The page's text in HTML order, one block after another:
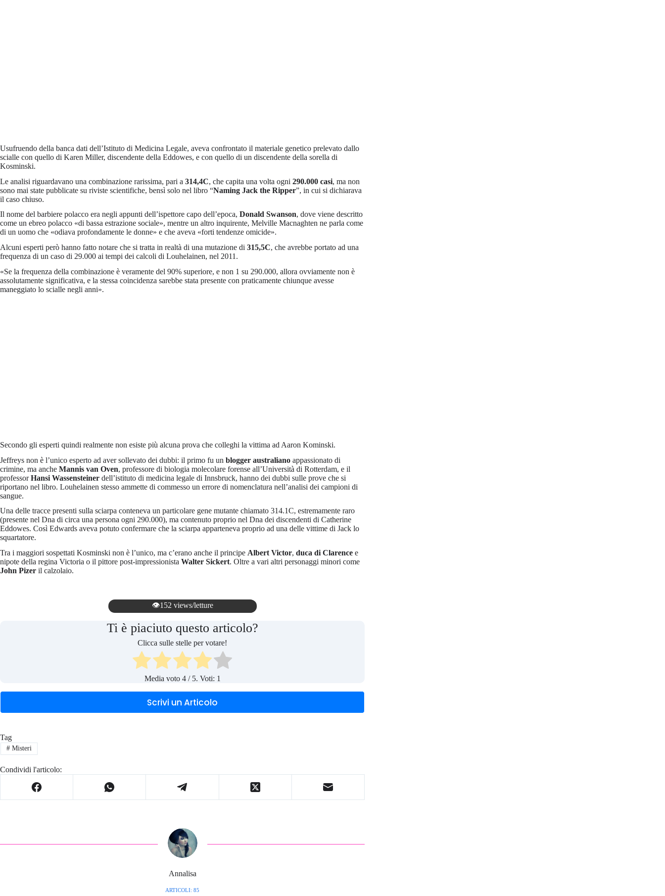
Usufruendo della banca dati dell’Istituto di Medicina Legale, aveva confrontato il materiale genetico prelevato dallo
scialle con quello di Karen Miller, discendente della Eddowes, e con quello di un discendente della sorella di
Kosminski.
Le analisi riguardavano una combinazione rarissima, pari a 314,4C, che capita una volta ogni 290.000 casi, ma non
sono mai state pubblicate su riviste scientifiche, bensì solo nel libro “Naming Jack the Ripper”, in cui si dichiarava
il caso chiuso.
Il nome del barbiere polacco era negli appunti dell’ispettore capo dell’epoca, Donald Swanson, dove viene descritto
come un ebreo polacco «di bassa estrazione sociale», mentre un altro inquirente, Melville Macnaghten ne parla come
di un uomo che «odiava profondamente le donne» e che aveva «forti tendenze omicide».
Alcuni esperti però hanno fatto notare che si tratta in realtà di una mutazione di 315,5C, che avrebbe portato ad una
frequenza di un caso di 29.000 ai tempi dei calcoli di Louhelainen, nel 2011.
«Se la frequenza della combinazione è veramente del 90% superiore, e non 1 su 290.000, allora ovviamente non è
assolutamente significativa, e la stessa coincidenza sarebbe stata presente con praticamente chiunque avesse
maneggiato lo scialle negli anni».
Secondo gli esperti quindi realmente non esiste più alcuna prova che colleghi la vittima ad Aaron Kominski.
Jeffreys non è l’unico esperto ad aver sollevato dei dubbi: il primo fu un blogger australiano appassionato di
crimine, ma anche Mannis van Oven, professore di biologia molecolare forense all’Università di Rotterdam, e il
professorHansi Wassensteiner dell’istituto di medicina legale di Innsbruck, hanno dei dubbi sulle prove che si
riportano nel libro. Louhelainen stesso ammette di commesso un errore di nomenclatura nell’analisi dei campioni di
sangue.
Una delle tracce presenti sulla sciarpa conteneva un particolare gene mutante chiamato 314.1C, estremamente raro
(presente nel Dna di circa una persona ogni 290.000), ma contenuto proprio nel Dna dei discendenti di Catherine
Eddowes. Così Edwards aveva potuto confermare che la sciarpa apparteneva proprio ad una delle vittime di Jack lo
squartatore.
Tra i maggiori sospettati Kosminski non è l’unico, ma c’erano anche il principe Albert Victor, duca di Clarence e
nipote della regina Victoria o il pittore post-impressionista Walter Sickert. Oltre a vari altri personaggi minori come
John Pizer il calzolaio.
👁️152 views/letture
Ti è piaciuto questo articolo?
Clicca sulle stelle per votare!
Media voto 4/ 5. Voti: 1
Scrivi un Articolo
Tag
#Misteri
Condividi l'articolo:
Annalisa
ARTICOLI: 85